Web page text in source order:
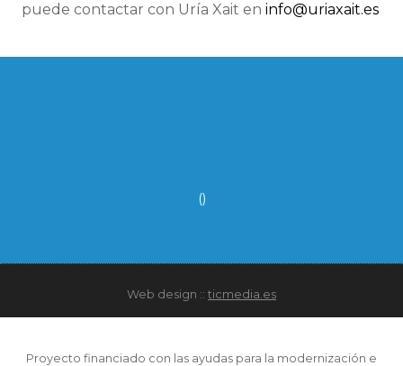
puede contactar con Uría Xait en info@uriaxait.es
()
Web design :: ticmedia.es
Proyecto financiado con las ayudas para la modernización e